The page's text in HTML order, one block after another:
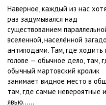
Наверное, каждый из нас
раз задумывался над
существованием
вселенной, населённой
антиподами. Там, где ходить
голове — обычное дело, там,
обычный мартовский кролик
занимает видное место в
там, где самые невероятные
явью…...